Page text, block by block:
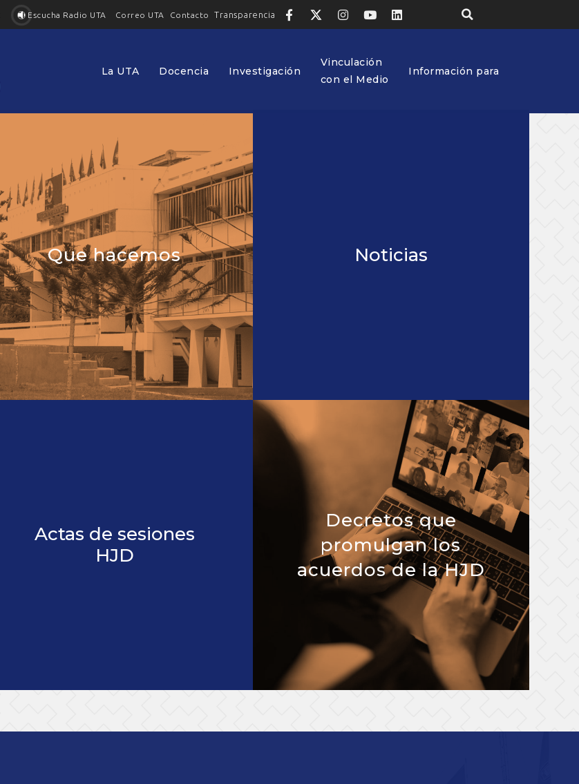
Escucha Radio UTA Correo UTA Contacto Transparencia
La UTA Docencia Investigación
Vinculación
con el Medio
Información para
Que hacemos Noticias
Actas de sesiones
HJD
Decretos que
promulgan los
acuerdos de la HJD